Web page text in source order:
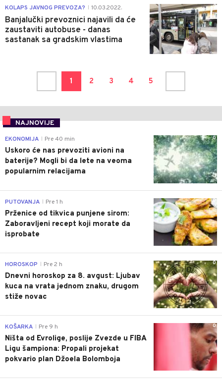
KOLAPS JAVNOG PREVOZA? 10.03.2022.
Banjalučki prevoznici najavili da će
zaustaviti autobuse - danas
sastanak sa gradskim vlastima
0
1 2 3 4 5
NAJNOVIJE
0
EKONOMIJA Pre 40 min
Uskoro će nas prevoziti avioni na
baterije? Mogli bi da lete na veoma
popularnim relacijama
0
PUTOVANJA Pre 1 h
Prženice od tikvica punjene sirom:
Zaboravljeni recept koji morate da
isprobate
0
HOROSKOP Pre 2 h
Dnevni horoskop za 8. avgust: Ljubav
kuca na vrata jednom znaku, drugom
stiže novac
0
KOŠARKA Pre 9 h
Ništa od Evrolige, poslije Zvezde u FIBA
Ligu šampiona: Propali projekat
pokvario plan Džoela Bolomboja